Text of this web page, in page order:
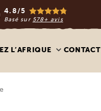
4.8/5
Basé sur 578+ avis
L’AFRIQUE CONTACT